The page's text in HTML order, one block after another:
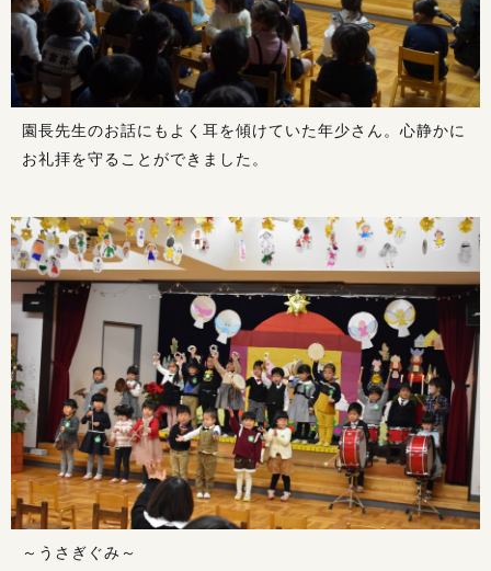
園長先生のお話にもよく耳を傾けていた年少さん。心静かに
お礼拝を守ることができました。
～うさぎぐみ～